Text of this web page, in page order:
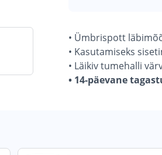
• Ümbrispott
• Kasutamiseks
• Läikiv tumehalli
• 14-päevane